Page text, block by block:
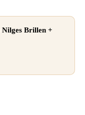
Nilges Brillen +